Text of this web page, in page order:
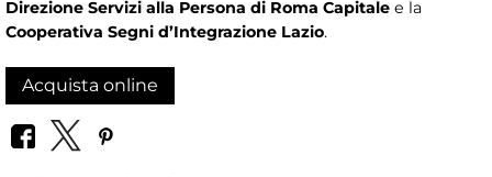
Direzione Servizi alla Persona di Roma Capitale e la
Cooperativa Segni d’Integrazione Lazio.
Acquista online